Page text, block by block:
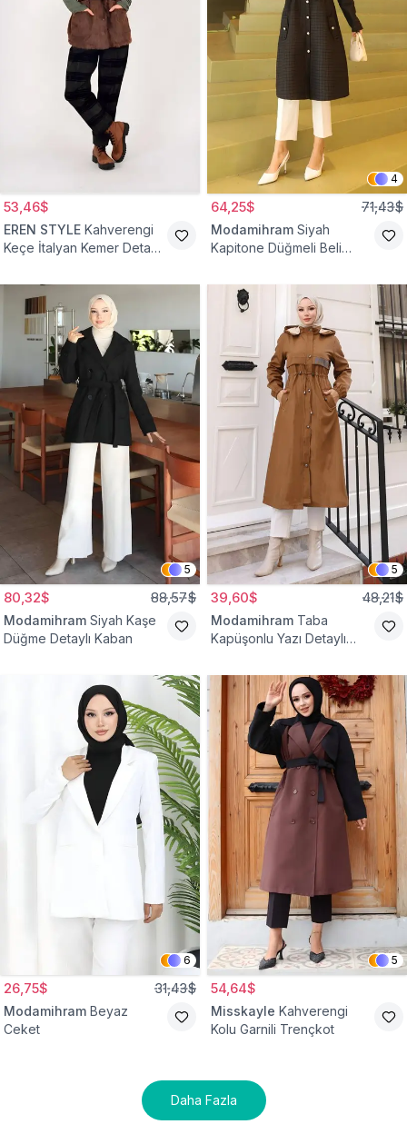
53,46$
EREN STYLE Kahverengi
Keçe İtalyan Kemer Detaylı
4
64,25$ 71,43$
Modamihram Siyah
Kapitone Düğmeli Beli
5
80,32$ 88,57$
Modamihram Siyah Kaşe
Düğme Detaylı Kaban
5
39,60$ 48,21$
Modamihram Taba
Kapüşonlu Yazı Detaylı
6
26,75$ 31,43$
Modamihram Beyaz
Ceket
5
54,64$
Misskayle Kahverengi
Kolu Garnili Trençkot
Daha Fazla